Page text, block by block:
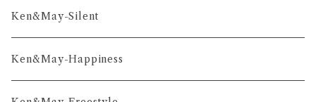
凛-series
雅-series
Ken&May-Silent
Ken&May-Happiness